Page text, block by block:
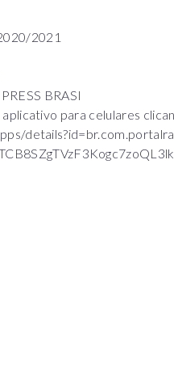
2021
BRASI
para celulares